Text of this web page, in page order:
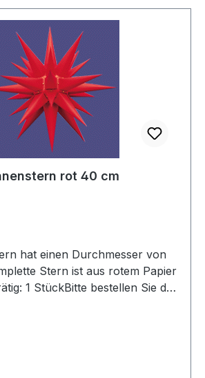
rot 40 cm
hat einen Durchmesser von
Stern ist aus rotem Papier
1 StückBitte bestellen Sie das